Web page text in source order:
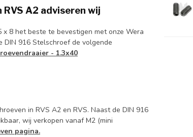
A2 adviseren wij
x 8 het beste te bevestigen met onze Wera
DIN 916 Stelschroef de volgende
- 1.3x40
in RVS A2 en RVS. Naast de DIN 916
wij verkopen vanaf M2 (mini
pagina.